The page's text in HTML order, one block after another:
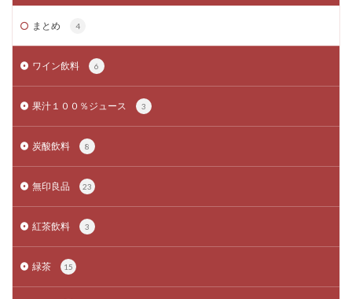
まとめ 4
ワイン飲料 6
果汁１００％ジュース 3
炭酸飲料 8
無印良品 23
紅茶飲料 3
緑茶 15